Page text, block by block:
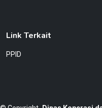
Link Terkait
PPID